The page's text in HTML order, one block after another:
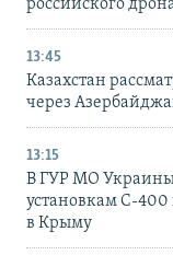
российского
13:45
Казахстан
через
13:15
В ГУР МО Украины
установкам С-
в Крыму